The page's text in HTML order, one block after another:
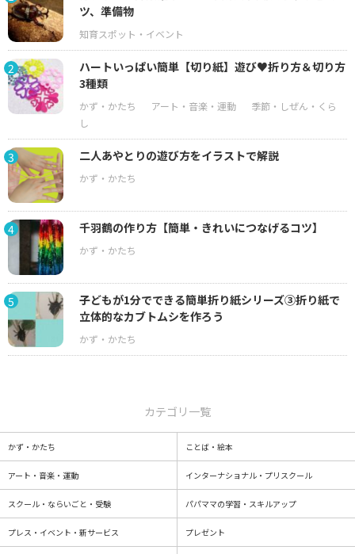
ツ、準備物
2
ハートいっぱい簡単【切り紙】遊び♥折り方＆切り方
3種類
3 二人あやとりの遊び方をイラストで解説
4 千羽鶴の作り方【簡単・きれいにつなげるコツ】
5
子どもが1分でできる簡単折り紙シリーズ③折り紙で
立体的なカブトムシを作ろう
カテゴリ一覧
かず・かたち ことば・絵本
アート・音楽・運動 インターナショナル・プリスクール
スクール・ならいごと・受験 パパママの学習・スキルアップ
プレス・イベント・新サービス プレゼント